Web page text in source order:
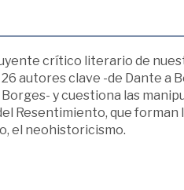
crítico literario de
autores clave -de Dante a
y cuestiona las
Resentimiento, que
el neohistoricismo.